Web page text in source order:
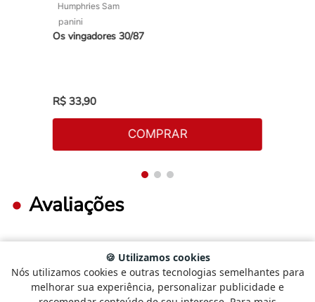
Humphries Sam
panini
Os vingadores 30/87
R$ 33,90
COMPRAR
Avaliações
FAÇA LOGIN PARA ESCREVER UMA AVALIAÇÃO.
🍪 Utilizamos cookies
Nós utilizamos cookies e outras tecnologias semelhantes para
melhorar sua experiência, personalizar publicidade e
Como está sendo sua experiência?
Selecione
uma